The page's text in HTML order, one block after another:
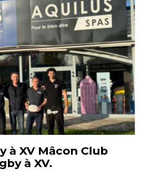
à XV Mâcon Club
à XV.